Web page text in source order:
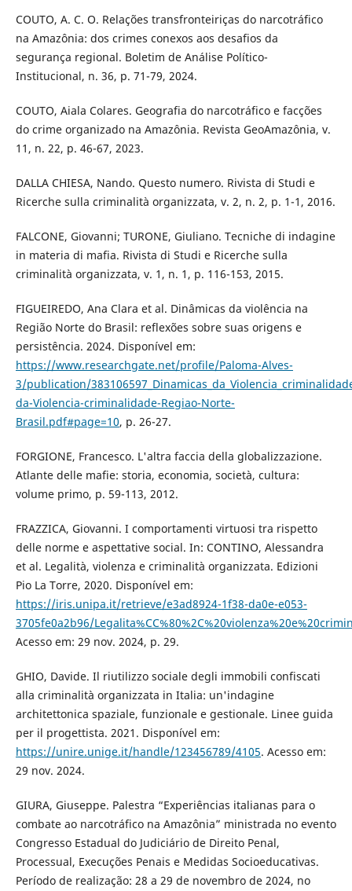
COUTO, A. C. O. Relações transfronteiriças do narcotráfico
na Amazônia: dos crimes conexos aos desafios da
segurança regional. Boletim de Análise Político-
Institucional, n. 36, p. 71-79, 2024.
COUTO, Aiala Colares. Geografia do narcotráfico e facções
do crime organizado na Amazônia. Revista GeoAmazônia, v.
11, n. 22, p. 46-67, 2023.
DALLA CHIESA, Nando. Questo numero. Rivista di Studi e
Ricerche sulla criminalità organizzata, v. 2, n. 2, p. 1-1, 2016.
FALCONE, Giovanni; TURONE, Giuliano. Tecniche di indagine
in materia di mafia. Rivista di Studi e Ricerche sulla
criminalità organizzata, v. 1, n. 1, p. 116-153, 2015.
FIGUEIREDO, Ana Clara et al. Dinâmicas da violência na
Região Norte do Brasil: reflexões sobre suas origens e
persistência. 2024. Disponível em:
https://www.researchgate.net/profile/Paloma-Alves-
3/publication/
da-Violencia-criminalidade-Regiao-Norte-
Brasil.pdf#page=10, p. 26-27.
FORGIONE, Francesco. L'altra faccia della globalizzazione.
Atlante delle mafie: storia, economia, società, cultura:
volume primo, p. 59-113, 2012.
FRAZZICA, Giovanni. I comportamenti virtuosi tra rispetto
delle norme e aspettative social. In: CONTINO, Alessandra
et al. Legalità, violenza e criminalità organizzata. Edizioni
Pio La Torre, 2020. Disponível em:
https://iris.unipa.it/retrieve/e3ad8924-1f38-da0e-e053-
3705fe0a2b96/
Acesso em: 29 nov. 2024, p. 29.
GHIO, Davide. Il riutilizzo sociale degli immobili confiscati
alla criminalità organizzata in Italia: un'indagine
architettonica spaziale, funzionale e gestionale. Linee guida
per il progettista. 2021. Disponível em:
https://unire.unige.it/handle/123456789/4105. Acesso em:
29 nov. 2024.
GIURA, Giuseppe. Palestra “Experiências italianas para o
combate ao narcotráfico na Amazônia” ministrada no evento
Congresso Estadual do Judiciário de Direito Penal,
Processual, Execuções Penais e Medidas Socioeducativas.
Período de realização: 28 a 29 de novembro de 2024, no